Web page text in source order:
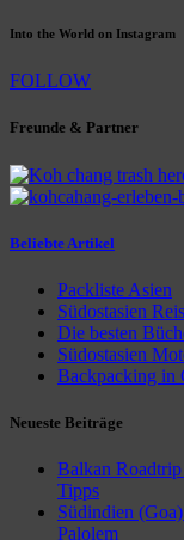
Into the World on Instagram
FOLLOW
Freunde & Partner
Beliebte Artikel
Packliste Asien
Südostasien
Die besten
Südostasien
Backpacking in
Neueste Beiträge
Balkan
Tipps
Südindien
Palolem